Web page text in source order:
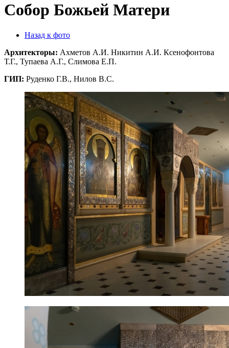
Собор Божьей Матери
Назад к фото
Архитекторы: Ахметов А.И. Никитин А.И. Ксенофонтова
Т.Г., Тупаева А.Г., Слимова Е.П.
ГИП: Руденко Г.В., Нилов В.С.